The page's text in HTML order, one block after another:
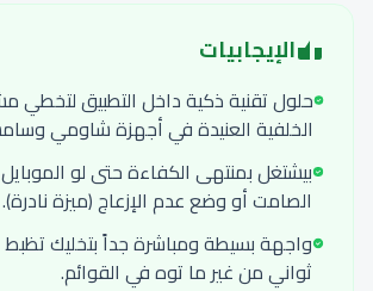
الإيجابيات
حلول تقنية ذكية داخل التطبيق
الخلفية العنيدة في أجهزة شاومي
بيشتغل بمنتهى الكفاءة حتى لو
الصامت أو وضع عدم الإزعاج (ميزة نادرة).
واجهة بسيطة ومباشرة جداً بتخليك
ثواني من غير ما توه في القوائم.